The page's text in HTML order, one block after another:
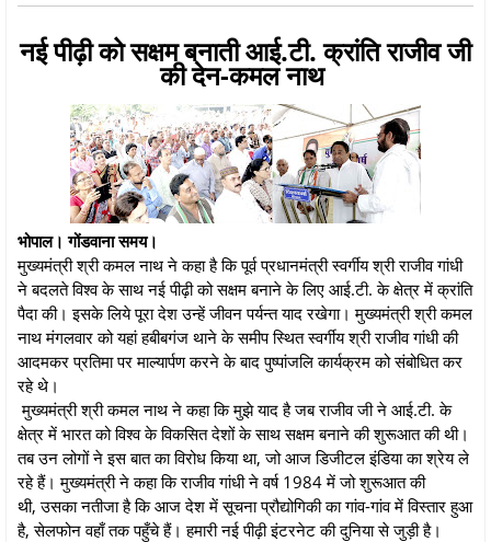
नई पीढ़ी को सक्षम बनाती आई.टी. क्रांति राजीव जी
की देन-कमल नाथ
भोपाल। गोंडवाना समय।
मुख्यमंत्री श्री कमल नाथ ने कहा है कि पूर्व प्रधानमंत्री स्वर्गीय श्री राजीव गांधी
ने बदलते विश्व के साथ नई पीढ़ी को सक्षम बनाने के लिए आई.टी. के क्षेत्र में क्रांति
पैदा की। इसके लिये पूरा देश उन्हें जीवन पर्यन्त याद रखेगा। मुख्यमंत्री श्री कमल
नाथ मंगलवार को यहां हबीबगंज थाने के समीप स्थित स्वर्गीय श्री राजीव गांधी की
आदमकर प्रतिमा पर माल्यार्पण करने के बाद पुष्पांजलि कार्यक्रम को संबोधित कर
रहे थे।
मुख्यमंत्री श्री कमल नाथ ने कहा कि मुझे याद है जब राजीव जी ने आई.टी. के
क्षेत्र में भारत को विश्व के विकसित देशों के साथ सक्षम बनाने की शुरूआत की थी।
तब उन लोगों ने इस बात का विरोध किया था, जो आज डिजीटल इंडिया का श्रेय ले
रहे हैं। मुख्यमंत्री ने कहा कि राजीव गांधी ने वर्ष 1984 में जो शुरूआत की
थी, उसका नतीजा है कि आज देश में सूचना प्रौद्योगिकी का गांव-गांव में विस्तार हुआ
है, सेलफोन वहाँ तक पहुँचे हैं। हमारी नई पीढ़ी इंटरनेट की दुनिया से जुड़ी है।